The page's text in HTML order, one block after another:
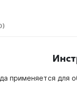
применяется для